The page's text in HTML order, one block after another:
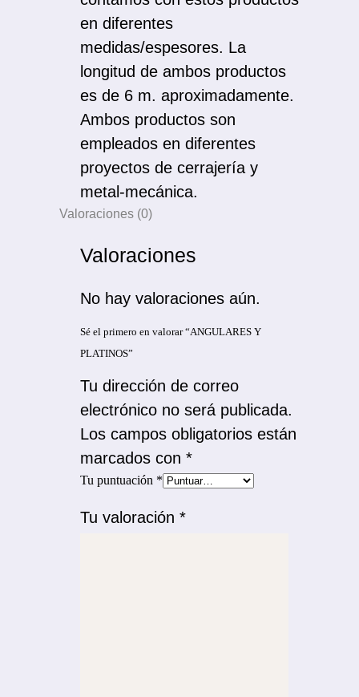
en diferentes
medidas/espesores. La
longitud de ambos productos
es de 6 m. aproximadamente.
Ambos productos son
empleados en diferentes
proyectos de cerrajería y
metal-mecánica.
Valoraciones (0)
Valoraciones
No hay valoraciones aún.
Sé el primero en valorar “ANGULARES Y
PLATINOS”
Tu dirección de correo
electrónico no será publicada.
Los campos obligatorios están
marcados con *
Tu puntuación *
Tu valoración *